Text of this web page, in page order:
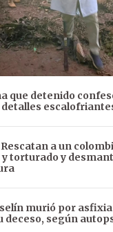
que detenido
detalles
a un
torturado y
murió por
deceso, según